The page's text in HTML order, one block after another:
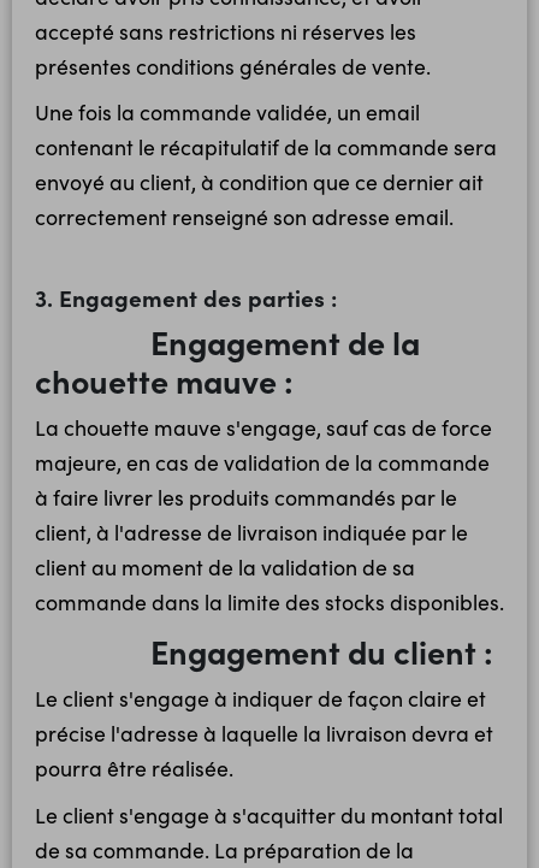
accepté sans restrictions ni réserves les
présentes conditions générales de vente.
Une fois la commande validée, un email
contenant le récapitulatif de la commande sera
envoyé au client, à condition que ce dernier ait
correctement renseigné son adresse email.
3. Engagement des parties :
Engagement de la
chouette mauve :
La chouette mauve s'engage, sauf cas de force
majeure, en cas de validation de la commande
à faire livrer les produits commandés par le
client, à l'adresse de livraison indiquée par le
client au moment de la validation de sa
commande dans la limite des stocks disponibles.
Engagement du client :
Le client s'engage à indiquer de façon claire et
précise l'adresse à laquelle la livraison devra et
pourra être réalisée.
Le client s'engage à s'acquitter du montant total
de sa commande. La préparation de la